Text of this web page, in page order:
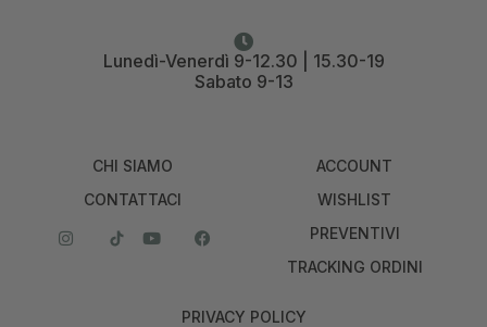
Lunedì-Venerdì 9-12.30 | 15.30-19
Sabato 9-13
CHI SIAMO
CONTATTACI
ACCOUNT
WISHLIST
PREVENTIVI
TRACKING ORDINI
PRIVACY POLICY